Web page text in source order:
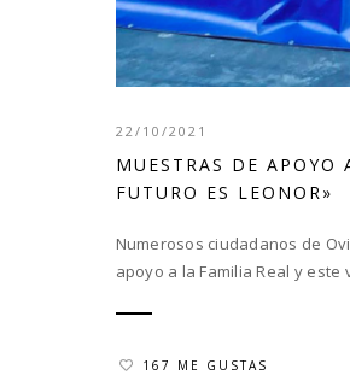
22/10/2021
MUESTRAS DE
FUTURO ES LEONOR»
Numerosos ciudadanos de
apoyo a la Familia Real y
167 ME GUSTAS